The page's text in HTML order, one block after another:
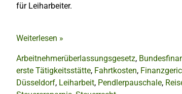
für Leiharbeiter.
Weiterlesen »
Arbeitnehmerüberlassungsgesetz,
erste Tätigkeitsstätte, Fahrtkosten,
Düsseldorf, Leiharbeit, Pendlerpauschale,